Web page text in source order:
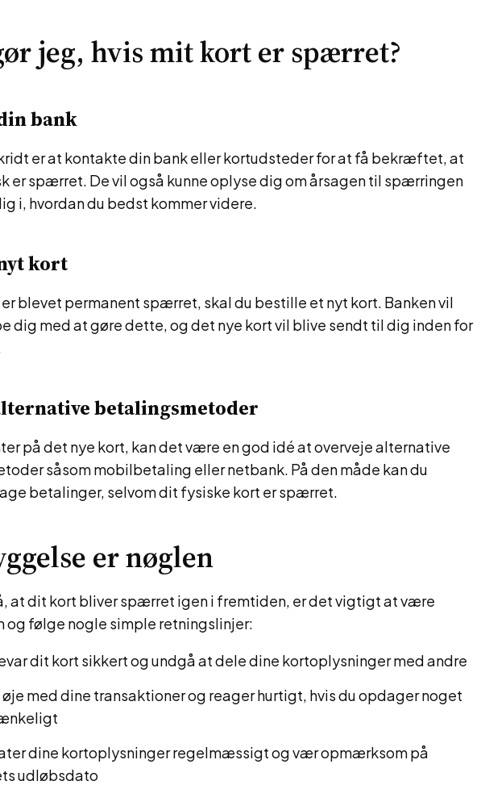
jeg, hvis mit kort er spærret?
bank
er at kontakte din bank eller kortudsteder for at få bekræftet, at
er spærret. De vil også kunne oplyse dig om årsagen til spærringen
i, hvordan du bedst kommer videre.
kort
blevet permanent spærret, skal du bestille et nyt kort. Banken vil
dig med at gøre dette, og det nye kort vil blive sendt til dig inden for
betalingsmetoder
på det nye kort, kan det være en god idé at overveje alternative
såsom mobilbetaling eller netbank. På den måde kan du
betalinger, selvom dit fysiske kort er spærret.
er nøglen
at dit kort bliver spærret igen i fremtiden, er det vigtigt at være
følge nogle simple retningslinjer:
dit kort sikkert og undgå at dele dine kortoplysninger med andre
med dine transaktioner og reager hurtigt, hvis du opdager noget
dine kortoplysninger regelmæssigt og vær opmærksom på
udløbsdato